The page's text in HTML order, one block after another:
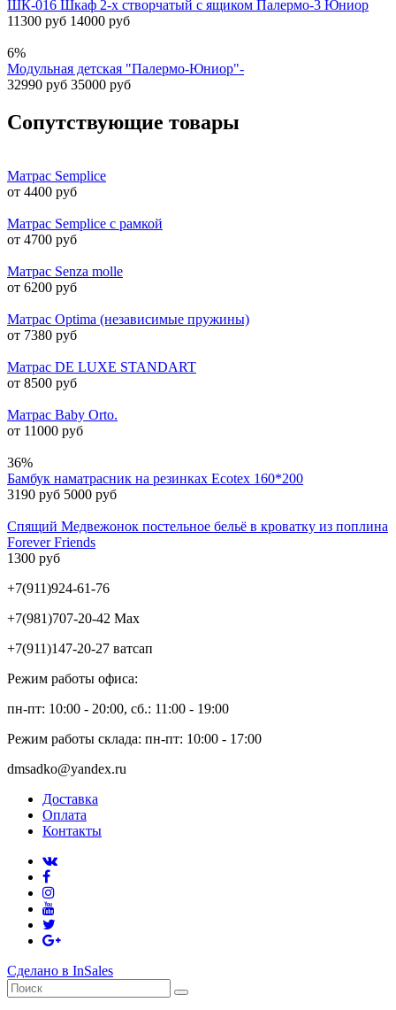
ШК-016 Шкаф 2-х створчатый с ящиком Палермо-3 Юниор
11300 руб 14000 руб
6%
Модульная детская "Палермо-Юниор"-
32990 руб 35000 руб
Сопутствующие товары
Матрас Semplice
от 4400 руб
Матрас Semplice с рамкой
от 4700 руб
Матрас Senza molle
от 6200 руб
Матрас Optima (независимые пружины)
от 7380 руб
Матрас DE LUXE STANDART
от 8500 руб
Матрас Baby Orto.
от 11000 руб
36%
Бамбук наматрасник на резинках Ecotex 160*200
3190 руб 5000 руб
Спящий Медвежонок постельное бельё в кроватку из поплина
Forever Friends
1300 руб
+7(911)924-61-76
+7(981)707-20-42 Max
+7(911)147-20-27 ватсап
Режим работы офиса:
пн-пт: 10:00 - 20:00, сб.: 11:00 - 19:00
Режим работы склада: пн-пт: 10:00 - 17:00
dmsadko@yandex.ru
Доставка
Оплата
Контакты
Сделано в InSales